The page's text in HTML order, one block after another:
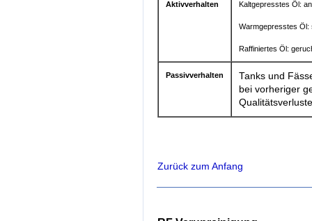
Aktivverhalten Kaltgepresstes Öl:
Warmgepresstes
Raffiniertes Öl:
Passivverhalten
Tanks und
bei vorheriger
Zurück zum Anfang